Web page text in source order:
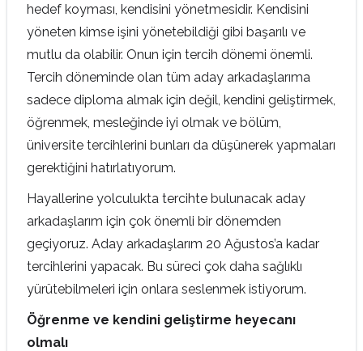
hedef koyması, kendisini yönetmesidir. Kendisini
yöneten kimse işini yönetebildiği gibi başarılı ve
mutlu da olabilir. Onun için tercih dönemi önemli.
Tercih döneminde olan tüm aday arkadaşlarıma
sadece diploma almak için değil, kendini geliştirmek,
öğrenmek, mesleğinde iyi olmak ve bölüm,
üniversite tercihlerini bunları da düşünerek yapmaları
gerektiğini hatırlatıyorum.
Hayallerine yolculukta tercihte bulunacak aday
arkadaşlarım için çok önemli bir dönemden
geçiyoruz. Aday arkadaşlarım 20 Ağustos’a kadar
tercihlerini yapacak. Bu süreci çok daha sağlıklı
yürütebilmeleri için onlara seslenmek istiyorum.
Öğrenme ve kendini geliştirme heyecanı
olmalı